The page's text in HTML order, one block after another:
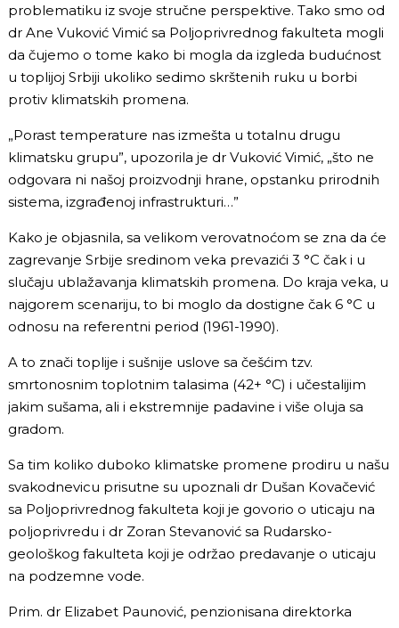
problematiku iz svoje stručne perspektive. Tako smo od
dr Ane Vuković Vimić sa Poljoprivrednog fakulteta mogli
da čujemo o tome kako bi mogla da izgleda budućnost
u toplijoj Srbiji ukoliko sedimo skrštenih ruku u borbi
protiv klimatskih promena.
„Porast temperature nas izmešta u totalnu drugu
klimatsku grupu”, upozorila je dr Vuković Vimić, „što ne
odgovara ni našoj proizvodnji hrane, opstanku prirodnih
sistema, izgrađenoj infrastrukturi…”
Kako je objasnila, sa velikom verovatnoćom se zna da će
zagrevanje Srbije sredinom veka prevazići 3 °C čak i u
slučaju ublažavanja klimatskih promena. Do kraja veka, u
najgorem scenariju, to bi moglo da dostigne čak 6 °C u
odnosu na referentni period (1961-1990).
A to znači toplije i sušnije uslove sa češćim tzv.
smrtonosnim toplotnim talasima (42+ °C) i učestalijim
jakim sušama, ali i ekstremnije padavine i više oluja sa
gradom.
Sa tim koliko duboko klimatske promene prodiru u našu
svakodnevicu prisutne su upoznali dr Dušan Kovačević
sa Poljoprivrednog fakulteta koji je govorio o uticaju na
poljoprivredu i dr Zoran Stevanović sa Rudarsko-
geološkog fakulteta koji je održao predavanje o uticaju
na podzemne vode.
Prim. dr Elizabet Paunović, penzionisana direktorka